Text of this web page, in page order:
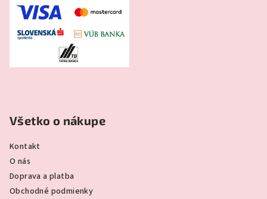
Všetko o nákupe
Kontakt
O nás
Doprava a platba
Obchodné podmienky